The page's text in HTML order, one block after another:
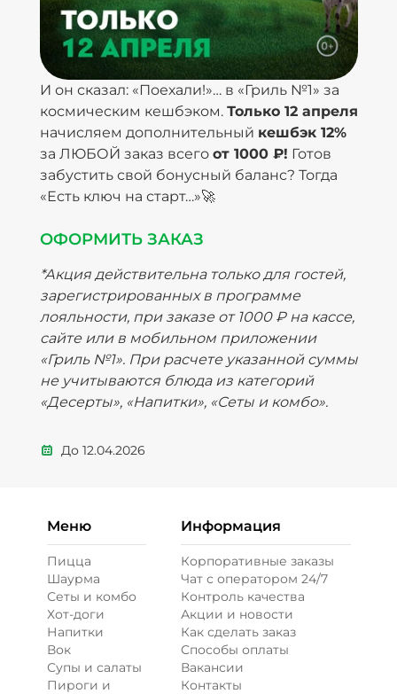
И он сказал: «Поехали!»… в «Гриль №1» за
космическим кешбэком. Только 12 апреля
начисляем дополнительный кешбэк 12%
за ЛЮБОЙ заказ всего от 1000 ₽! Готов
забустить свой бонусный баланс? Тогда
«Есть ключ на старт…»🚀
ОФОРМИТЬ ЗАКАЗ
*Акция действительна только для гостей,
зарегистрированных в программе
лояльности, при заказе от 1000 ₽ на кассе,
сайте или в мобильном приложении
«Гриль №1». При расчете указанной суммы
не учитываются блюда из категорий
«Десерты», «Напитки», «Сеты и комбо».
До 12.04.2026
Меню
Пицца
Шаурма
Сеты и комбо
Хот-доги
Напитки
Вок
Супы и салаты
Пироги и
Информация
Корпоративные заказы
Чат с оператором 24/7
Контроль качества
Акции и новости
Как сделать заказ
Способы оплаты
Вакансии
Контакты